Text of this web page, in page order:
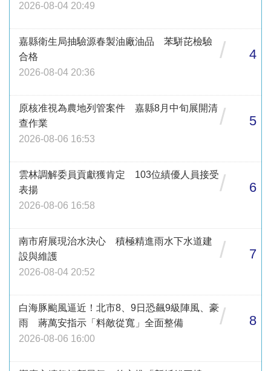
2026-08-04 20:49
嘉縣衛生局抽驗源春製油廠油品 苯駢芘檢驗
合格
2026-08-04 20:36
/ 4
原核准視為農地列管案件 嘉縣8月中旬展開清
查作業
2026-08-06 16:53
/ 5
雲林調解委員貢獻獲肯定 103位績優人員接受
表揚
2026-08-06 16:58
/ 6
南市府展現治水決心 積極精進雨水下水道建
設與維護
2026-08-04 20:52
/ 7
白海豚颱風逼近！北市8、9日恐飆9級陣風、豪
雨 蔣萬安指示「料敵從寬」全面整備
2026-08-06 16:00
/ 8